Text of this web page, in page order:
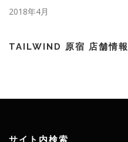
2018年4月
TAILWIND 原宿 店舗情報
サイト内検索